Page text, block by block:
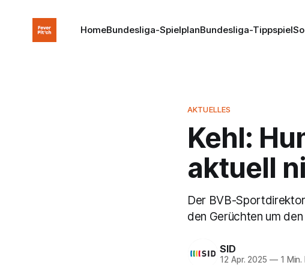
HomeBundesliga-SpielplanBundesliga-Tippspiel
AKTUELLES
Kehl:
aktuell
Der BVB-
den Gerüchten um
SID
12 Apr. 2025 —1 Min.